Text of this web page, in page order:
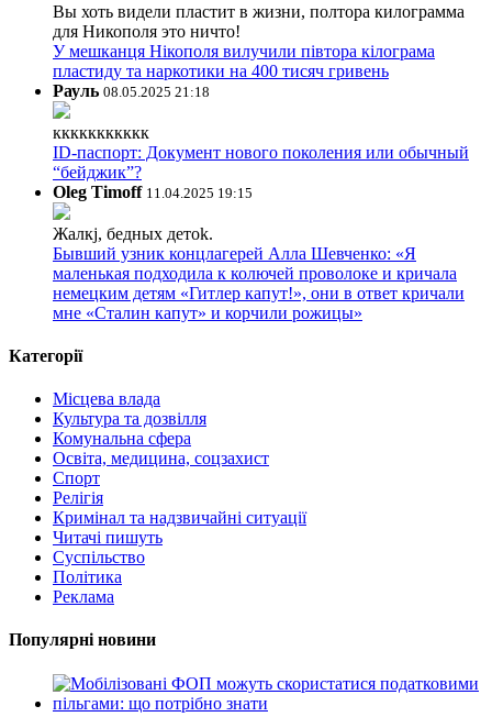
Вы хоть видели пластит в жизни, полтора килограмма
для Никополя это ничто!
У мешканця Нікополя вилучили півтора кілограма
пластиду та наркотики на 400 тисяч гривень
Рауль 08.05.2025 21:18
ккккккккккк
ID-паспорт: Документ нового поколения или обычный
“бейджик”?
Oleg Timoff 11.04.2025 19:15
Жалкj, бедных детok.
Бывший узник концлагерей Алла Шевченко: «Я
маленькая подходила к колючей проволоке и кричала
немецким детям «Гитлер капут!», они в ответ кричали
мне «Сталин капут» и корчили рожицы»
Категорії
Місцева влада
Культура та дозвілля
Комунальна сфера
Освіта, медицина, соцзахист
Спорт
Релігія
Кримінал та надзвичайні ситуації
Читачі пишуть
Суспільство
Політика
Реклама
Популярні новини